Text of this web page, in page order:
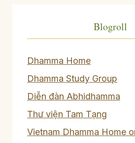
Blogroll
Dhamma Home
Dhamma Study Group
Diễn đàn Abhidhamma
Thư viện Tam Tạng
Vietnam Dhamma Home